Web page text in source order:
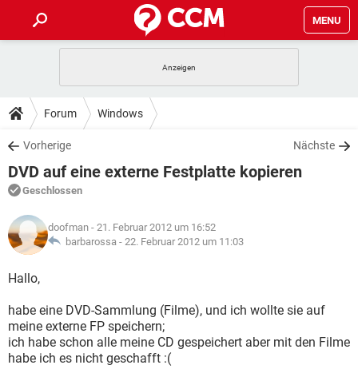
MENU
ANDROID
WINDOWS 10
WHATSAPP TIKTOK
FACEBOOK
TIPPS & TRICKS
SPIELE
WINDOWS 10
WHATSAPP
FACEBOOK HARDWARE
DOWNLOADS
SPIELE STREAMING
ANDROID
WINDOWS 10 INSTAGRAM
WHATSAPP
FACEBOOK
FORUM
SPIELE
ANDROID IOS
FACEBOOK
LEXIKON
SPIELE
ANDROID
WINDOWS 10 INSTAGRAM
WHATSAPP TIKTOK
FACEBOOK
Forum Windows
Vorherige Nächste
DVD auf eine externe Festplatte kopieren
Geschlossen
doofman - 21. Februar 2012 um 16:52
barbarossa - 22. Februar 2012 um 11:03
Hallo,
habe eine DVD-Sammlung (Filme), und ich wollte sie auf
meine externe FP speichern;
ich habe schon alle meine CD gespeichert aber mit den Filme
habe ich es nicht geschafft :(